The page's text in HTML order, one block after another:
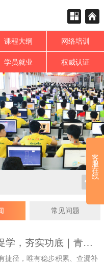
课程大纲 网络培训
学员就业 权威认证
常见问题
以考促学，夯实功底｜青华模具7月阶段性技能检测圆满开展
捷径，唯有稳步积累、查漏补
客
服
在
线